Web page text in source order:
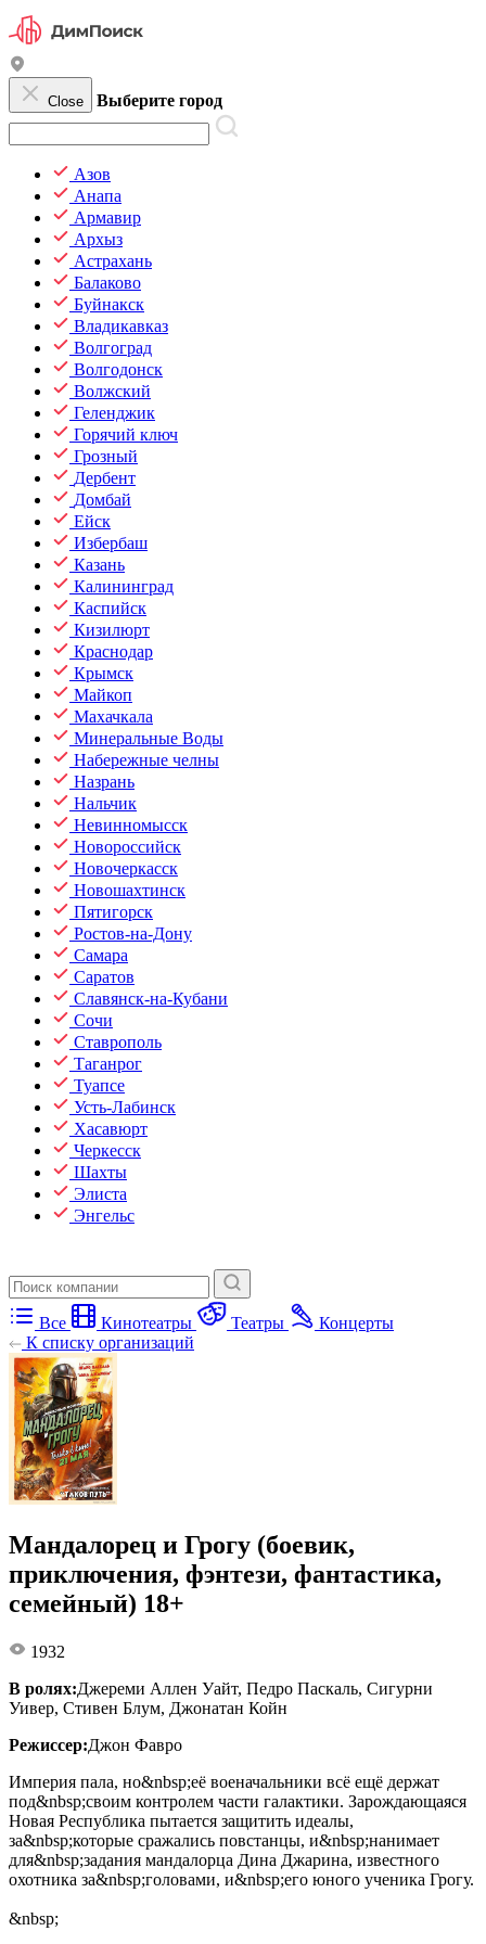
Close Выберите город
Азов
Анапа
Армавир
Архыз
Астрахань
Балаково
Буйнакск
Владикавказ
Волгоград
Волгодонск
Волжский
Геленджик
Горячий ключ
Грозный
Дербент
Домбай
Ейск
Избербаш
Казань
Калининград
Каспийск
Кизилюрт
Краснодар
Крымск
Майкоп
Махачкала
Минеральные Воды
Набережные челны
Назрань
Нальчик
Невинномысск
Новороссийск
Новочеркасск
Новошахтинск
Пятигорск
Ростов-на-Дону
Самара
Саратов
Славянск-на-Кубани
Сочи
Ставрополь
Таганрог
Туапсе
Усть-Лабинск
Хасавюрт
Черкесск
Шахты
Элиста
Энгельс
Все Кинотеатры Театры
Концерты
К списку организаций
Мандалорец и Грогу (боевик,
приключения, фэнтези, фантастика,
семейный) 18+
1932
В ролях:Джереми Аллен Уайт, Педро Паскаль, Сигурни
Уивер, Стивен Блум, Джонатан Койн
Режиссер:Джон Фавро
Империя пала, но&nbsp;её военачальники всё ещё держат
под&nbsp;своим контролем части галактики. Зарождающаяся
Новая Республика пытается защитить идеалы,
за&nbsp;которые сражались повстанцы, и&nbsp;нанимает
для&nbsp;задания мандалорца Дина Джарина, известного
охотника за&nbsp;головами, и&nbsp;его юного ученика Грогу.
&nbsp;